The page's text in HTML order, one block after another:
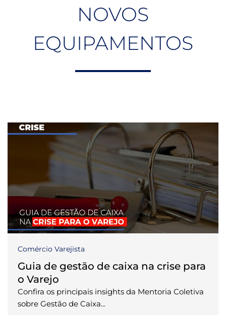
NOVOS
EQUIPAMENTOS
Comércio Varejista
Guia de gestão de caixa na crise para
o Varejo
Confira os principais insights da Mentoria Coletiva
sobre Gestão de Caixa...